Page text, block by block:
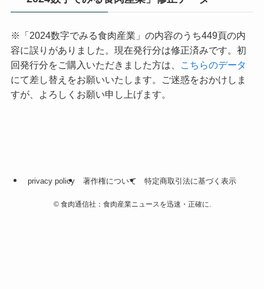
※「2024数字でみる食肉産業」の内容のうち449頁の内
容に誤りがありました。現在発行分は修正済みです。初
回発行分をご購入いただきました方は、
こちらのデータ
にて差し替えをお願いいたします。ご迷惑をおかけしま
すが、よろしくお願い申し上げます。
privacy policy 著作権について 特定商取引法に基づく表示
©食肉通信社：食肉産業ニュースを迅速・正確に.